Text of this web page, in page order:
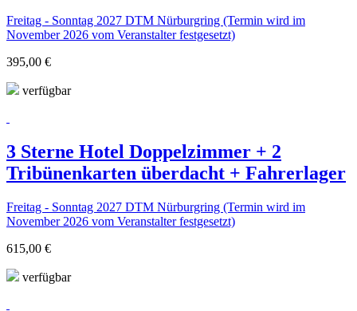
Freitag - Sonntag 2027 DTM Nürburgring (Termin wird im
November 2026 vom Veranstalter festgesetzt)
395,00 €
verfügbar
3 Sterne Hotel Doppelzimmer + 2
Tribünenkarten überdacht + Fahrerlager
Freitag - Sonntag 2027 DTM Nürburgring (Termin wird im
November 2026 vom Veranstalter festgesetzt)
615,00 €
verfügbar